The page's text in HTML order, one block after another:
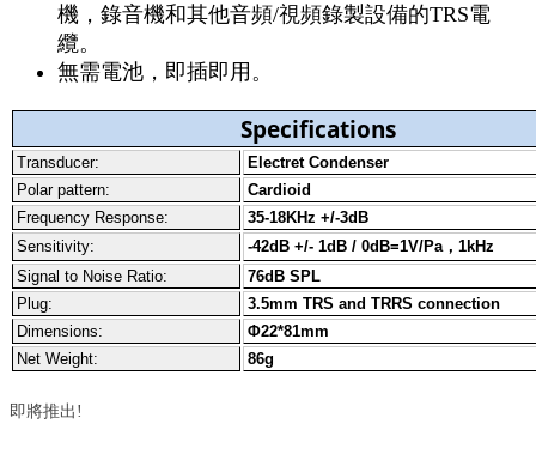
機，錄音機和其他音頻/視頻錄製設備的TRS電
纜。
無需電池，即插即用。
Specifications
Transducer:
Electret Condenser
Polar pattern:
Cardioid
Frequency Response:
35-18KHz +/-3dB
Sensitivity:
-42dB +/- 1dB / 0dB=1V/Pa，1kHz
Signal to Noise Ratio:
76dB SPL
Plug:
3.5mm TRS and TRRS connection
Dimensions:
Φ22*81mm
Net Weight:
86g
即將推出!